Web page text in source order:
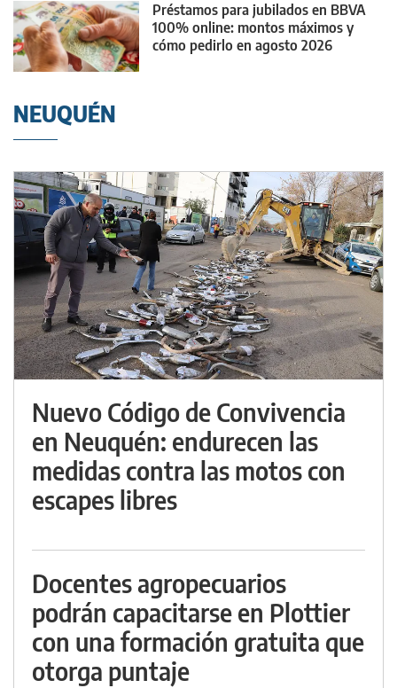
Préstamos para jubilados en BBVA
100% online: montos máximos y
cómo pedirlo en agosto 2026
NEUQUÉN
Nuevo Código de Convivencia
en Neuquén: endurecen las
medidas contra las motos con
escapes libres
Docentes agropecuarios
podrán capacitarse en Plottier
con una formación gratuita que
otorga puntaje